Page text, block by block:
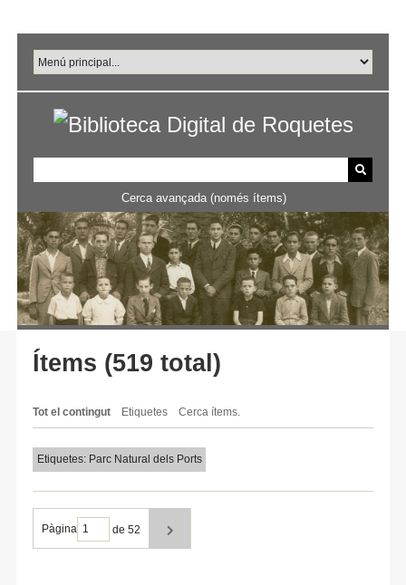
principal
Cerca avançada (només ítems)
Ítems (519 total)
Tot el contingut Etiquetes Cerca ítems.
Etiquetes: Parc Natural dels Ports
Pàgina de 52